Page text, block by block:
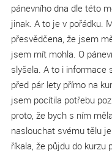
pánevního dna dle této
jinak. A to je v pořádku.
přesvědčena, že jsem
jsem mít mohla. O
slyšela. A to i informace
před pár lety přímo na
jsem pocítila potřebu
proto, že bych s ním
naslouchat svému tělu
říkala, že půjdu do kurzu